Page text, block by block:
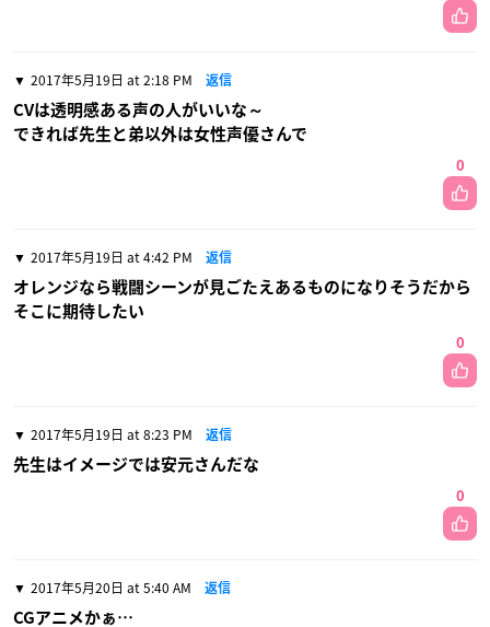
2017年5月19日 at 2:18 PM 返信
CVは透明感ある声の人がいいな～
できれば先生と弟以外は女性声優さんで
0
2017年5月19日 at 4:42 PM 返信
オレンジなら戦闘シーンが見ごたえあるものになりそうだから
そこに期待したい
0
2017年5月19日 at 8:23 PM 返信
先生はイメージでは安元さんだな
0
2017年5月20日 at 5:40 AM 返信
CGアニメかぁ…